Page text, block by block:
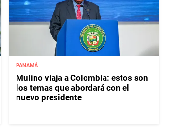
PANAMÁ
Mulino viaja a Colombia: estos son
los temas que abordará con el
nuevo presidente